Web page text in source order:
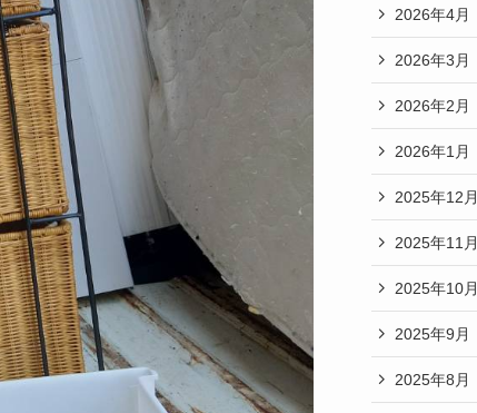
2026年4月
2026年3月
2026年2月
2026年1月
2025年12月
2025年11月
2025年10月
2025年9月
2025年8月